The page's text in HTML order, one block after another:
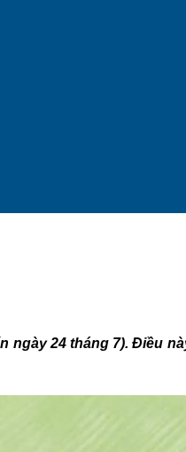
ngày 24 tháng 7). Điều